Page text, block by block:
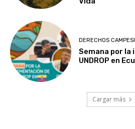
DERECHOS
Semana por la
UNDROP en
Cargar más